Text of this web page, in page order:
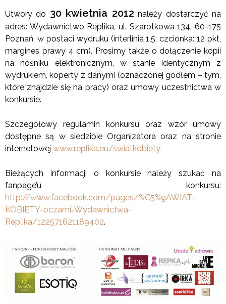
Utwory do 30 kwietnia 2012 należy dostarczyć na
adres: Wydawnictwo Replika, ul. Szarotkowa 134, 60-175
Poznań, w postaci wydruku (interlinia 1,5; czcionka: 12 pkt,
margines prawy 4 cm). Prosimy także o dołączenie kopii
na nośniku elektronicznym, w stanie identycznym z
wydrukiem, koperty z danymi (oznaczonej godłem – tym,
które znajdzie się na pracy) oraz umowy uczestnictwa w
konkursie.
Szczegółowy regulamin konkursu oraz wzór umowy
dostępne są w siedzibie Organizatora oraz na stronie
internetowej www.replika.eu/swiatkobiety
Bieżących informacji o konkursie należy szukać na
fanpage’u konkursu:
http://www.facebook.com/pages/%C5%9AWIAT-
KOBIETY-oczami-Wydawnictwa-
Replika/122571621189402.